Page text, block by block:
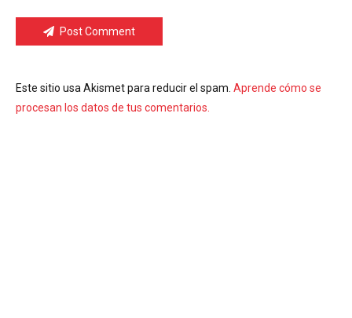
Post Comment
Este sitio usa Akismet para reducir el spam. Aprende cómo se
procesan los datos de tus comentarios.